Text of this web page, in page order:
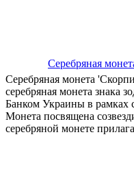
Серебряная
Серебряная монета
серебряная монета знака
Банком Украины в рамках
Монета посвящена
серебряной монете